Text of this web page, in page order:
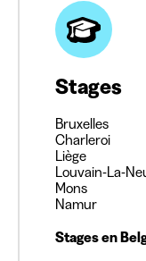
Stages
Bruxelles
Charleroi
Liège
Louvain-La-
Mons
Namur
Stages en